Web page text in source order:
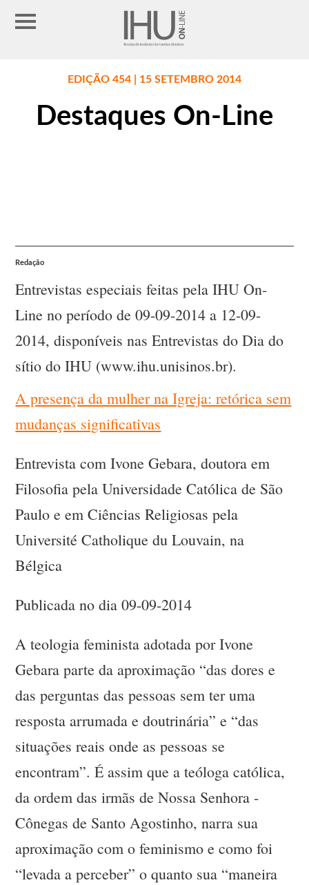
EDIÇÃO 454 | 15 SETEMBRO 2014
Destaques On-Line
Redação
Entrevistas especiais feitas pela IHU On-
Line no período de 09-09-2014 a 12-09-
2014, disponíveis nas Entrevistas do Dia do
sítio do IHU (www.ihu.unisinos.br).
A presença da mulher na Igreja: retórica sem
mudanças significativas
Entrevista com Ivone Gebara, doutora em
Filosofia pela Universidade Católica de São
Paulo e em Ciências Religiosas pela
Université Catholique du Louvain, na
Bélgica
Publicada no dia 09-09-2014
A teologia feminista adotada por Ivone
Gebara parte da aproximação “das dores e
das perguntas das pessoas sem ter uma
resposta arrumada e doutrinária” e “das
situações reais onde as pessoas se
encontram”. É assim que a teóloga católica,
da ordem das irmãs de Nossa Senhora -
Cônegas de Santo Agostinho, narra sua
aproximação com o feminismo e como foi
“levada a perceber” o quanto sua “maneira